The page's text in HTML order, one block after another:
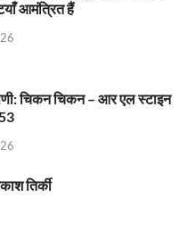
आमंत्रित हैं
चिकन चिकन – आर एल स्टाइन
तिर्की